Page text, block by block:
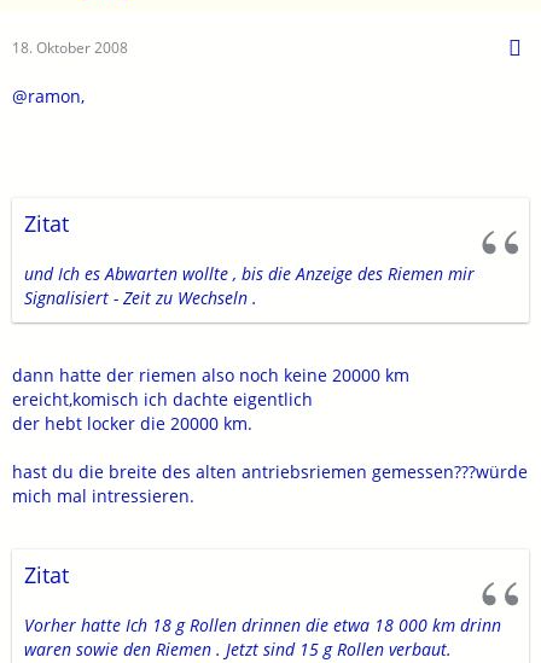
18. Oktober 2008
@ramon,
Zitat
und Ich es Abwarten wollte , bis die Anzeige des Riemen mir
Signalisiert - Zeit zu Wechseln .
dann hatte der riemen also noch keine 20000 km
ereicht,komisch ich dachte eigentlich
der hebt locker die 20000 km.
hast du die breite des alten antriebsriemen gemessen???würde
mich mal intressieren.
Zitat
Vorher hatte Ich 18 g Rollen drinnen die etwa 18 000 km drinn
waren sowie den Riemen . Jetzt sind 15 g Rollen verbaut.